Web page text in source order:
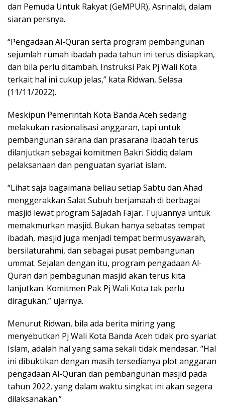
dan Pemuda Untuk Rakyat (GeMPUR), Asrinaldi, dalam
siaran persnya.
“Pengadaan Al-Quran serta program pembangunan
sejumlah rumah ibadah pada tahun ini terus disiapkan,
dan bila perlu ditambah. Instruksi Pak Pj Wali Kota
terkait hal ini cukup jelas,” kata Ridwan, Selasa
(11/11/2022).
Meskipun Pemerintah Kota Banda Aceh sedang
melakukan rasionalisasi anggaran, tapi untuk
pembangunan sarana dan prasarana ibadah terus
dilanjutkan sebagai komitmen Bakri Siddiq dalam
pelaksanaan dan penguatan syariat islam.
“Lihat saja bagaimana beliau setiap Sabtu dan Ahad
menggerakkan Salat Subuh berjamaah di berbagai
masjid lewat program Sajadah Fajar. Tujuannya untuk
memakmurkan masjid. Bukan hanya sebatas tempat
ibadah, masjid juga menjadi tempat bermusyawarah,
bersilaturahmi, dan sebagai pusat pembangunan
ummat. Sejalan dengan itu, program pengadaan Al-
Quran dan pembagunan masjid akan terus kita
lanjutkan. Komitmen Pak Pj Wali Kota tak perlu
diragukan,” ujarnya.
Menurut Ridwan, bila ada berita miring yang
menyebutkan Pj Wali Kota Banda Aceh tidak pro syariat
Islam, adalah hal yang sama sekali tidak mendasar. “Hal
ini dibuktikan dengan masih tersedianya plot anggaran
pengadaan Al-Quran dan pembangunan masjid pada
tahun 2022, yang dalam waktu singkat ini akan segera
dilaksanakan.”